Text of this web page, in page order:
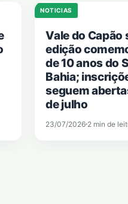
NOTICIAS
Vale do Capão
edição
de 10 anos do
Bahia;
seguem
de julho
23/07/2026 2 min de